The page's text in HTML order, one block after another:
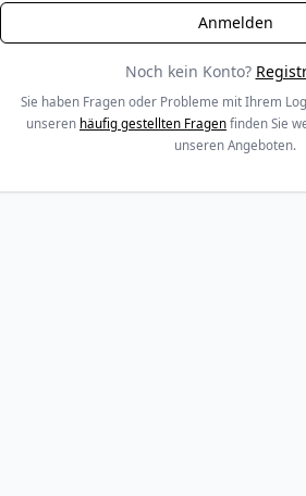
Noch kein Konto?
Sie haben Fragen oder Probleme mit Ihrem
unseren häufig gestellten Fragen finden Sie
unseren Angeboten.